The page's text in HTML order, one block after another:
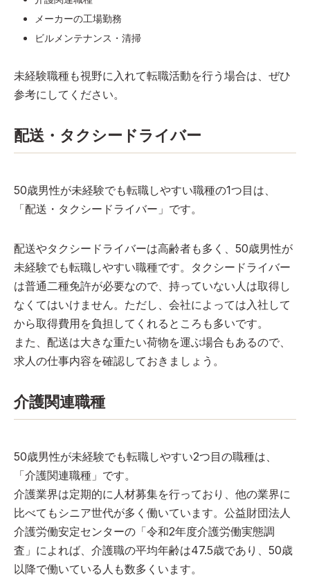
メーカーの工場勤務
ビルメンテナンス・清掃
未経験職種も視野に入れて転職活動を行う場合は、ぜひ
参考にしてください。
配送・タクシードライバー
50歳男性が未経験でも転職しやすい職種の1つ目は、
「配送・タクシードライバー」です。
配送やタクシードライバーは高齢者も多く、50歳男性が
未経験でも転職しやすい職種です。タクシードライバー
は普通二種免許が必要なので、持っていない人は取得し
なくてはいけません。ただし、会社によっては入社して
から取得費用を負担してくれるところも多いです。
また、配送は大きな重たい荷物を運ぶ場合もあるので、
求人の仕事内容を確認しておきましょう。
介護関連職種
50歳男性が未経験でも転職しやすい2つ目の職種は、
「介護関連職種」です。
介護業界は定期的に人材募集を行っており、他の業界に
比べてもシニア世代が多く働いています。公益財団法人
介護労働安定センターの「令和2年度介護労働実態調
査」によれば、介護職の平均年齢は47.5歳であり、50歳
以降で働いている人も数多くいます。